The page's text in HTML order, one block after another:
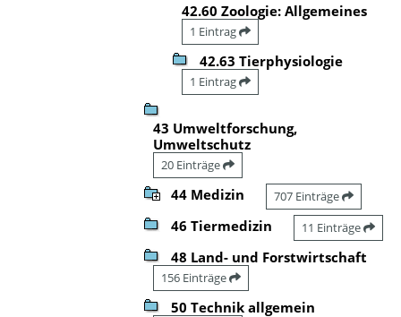
42.60 Zoologie: Allgemeines
1 Eintrag
42.63 Tierphysiologie
1 Eintrag
43 Umweltforschung,
Umweltschutz
20 Einträge
44 Medizin 707 Einträge
46 Tiermedizin 11 Einträge
48 Land- und Forstwirtschaft
156 Einträge
50 Technik allgemein